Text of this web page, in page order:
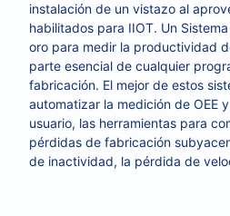
instalación de un vistazo al
habilitados para IIOT. Un
oro para medir la productividad
parte esencial de cualquier
fabricación. El mejor de estos
automatizar la medición de OEE
usuario, las herramientas para
pérdidas de fabricación
de inactividad, la pérdida de